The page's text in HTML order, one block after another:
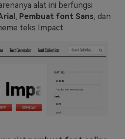
alat ini berfungsi
, Pembuat font Sans, dan
teks Impact.